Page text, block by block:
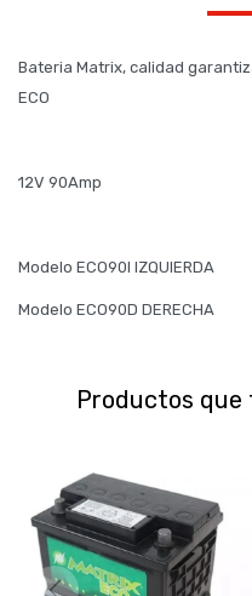
Bateria Matrix, calidad
ECO
12V 90Amp
Modelo ECO90I IZQUIERDA
Modelo ECO90D DERECHA
Productos que